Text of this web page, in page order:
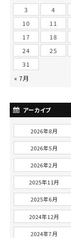
3
4
10
11
17
18
24
25
31
« 7月
アーカイブ
2026年8月
2026年5月
2026年2月
2025年11月
2025年6月
2024年12月
2024年7月